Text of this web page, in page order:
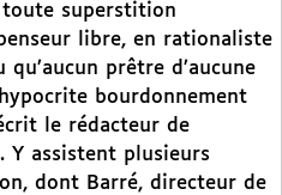
superstition
libre, en rationaliste
prêtre d’aucune
bourdonnement
le rédacteur de
. Y assistent plusieurs
dont Barré, directeur de